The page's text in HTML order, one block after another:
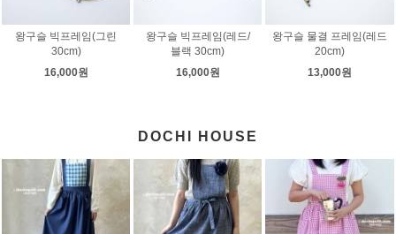
왕구슬 빅프레임(그린
30cm)
16,000원
왕구슬 빅프레임(레드/
블랙 30cm)
16,000원
왕구슬 물결 프레임(레드
20cm)
13,000원
DOCHI HOUSE